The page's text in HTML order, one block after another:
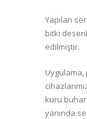
Yapılan
bitki
edilmiştir.
kuru buhar
yanında